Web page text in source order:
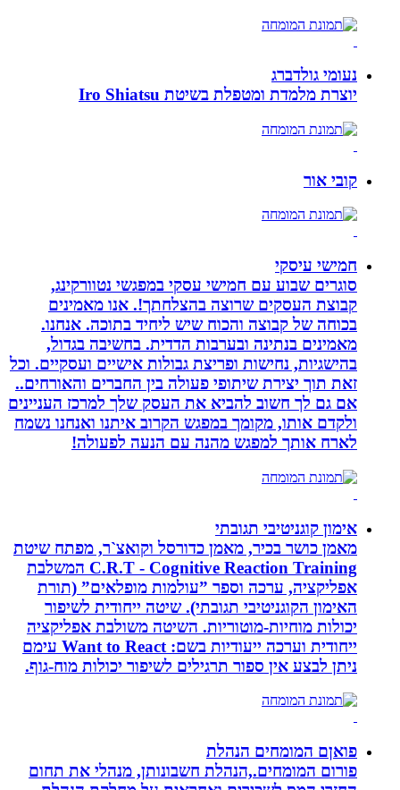
נעומי גולדברג
יוצרת מלמדת ומטפלת בשיטת Iro Shiatsu
קובי אור
חמישי עיסקי
סוגרים שבוע עם חמישי עסקי במפגשי נטוורקינג,
קבוצת העסקים שרוצה בהצלחתך!. אנו מאמינים
בכוחה של קבוצה והכוח שיש ליחיד בתוכה. אנחנו.
מאמינים בנתינה ובערבות הדדית. בחשיבה בגדול,
בהישגיות, נחישות ופריצת גבולות אישיים ועסקיים. וכל
זאת תוך יצירת שיתופי פעולה בין החברים והאורחים..
אם גם לך חשוב להביא את העסק שלך למרכז העניינים
ולקדם אותו, מקומך במפגש הקרוב איתנו ואנחנו נשמח
לארח אותך למפגש מהנה עם הנעה לפעולה!
אימון קוגניטיבי תגובתי
מאמן כושר בכיר, מאמן כדורסל וקואצ`ר, מפתח שיטת
C.R.T - Cognitive Reaction Training המשלבת
אפליקציה, ערכה וספר ”עולמות מופלאים” (תורת
האימון הקוגניטיבי תגובתי). שיטה ייחודית לשיפור
יכולות מוחיות-מוטוריות. השיטה משולבת אפליקציה
ייחודית וערכה ייעודיות בשם: Want to React עימם
ניתן לבצע אין ספור תרגילים לשיפור יכולות מוח-גוף.
פואןם המומחים הנהלת
פורום המומחים.,הנהלת חשבונותן, מנהלי את תחום